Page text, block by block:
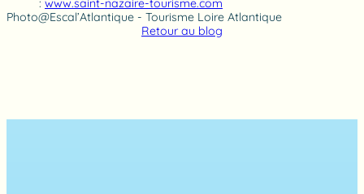
: www.saint-nazaire-tourisme.com
Photo@Escal’Atlantique - Tourisme Loire Atlantique
Retour au blog